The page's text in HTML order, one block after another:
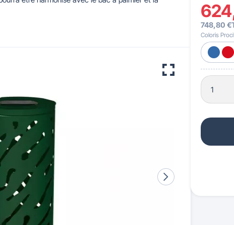
Accessibilité PMR
748,80 €
Coloris